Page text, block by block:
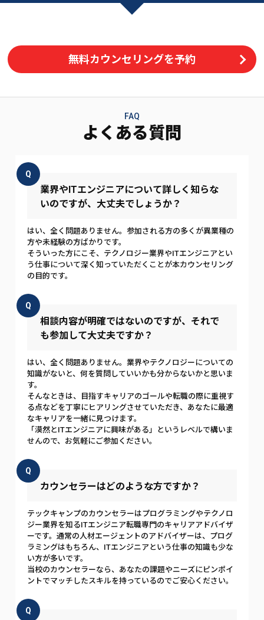
無料カウンセリングを予約
FAQ
よくある質問
Q
業界やITエンジニアについて詳しく知らな
いのですが、大丈夫でしょうか？
はい、全く問題ありません。参加される方の多くが異業種の
方や未経験の方ばかりです。
そういった方にこそ、テクノロジー業界やITエンジニアとい
う仕事について深く知っていただくことが本カウンセリング
の目的です。
Q
相談内容が明確ではないのですが、それで
も参加して大丈夫ですか？
はい、全く問題ありません。業界やテクノロジーについての
知識がないと、何を質問していいかも分からないかと思いま
す。
そんなときは、目指すキャリアのゴールや転職の際に重視す
る点などを丁寧にヒアリングさせていただき、あなたに最適
なキャリアを一緒に見つけます。
「漠然とITエンジニアに興味がある」というレベルで構いま
せんので、お気軽にご参加ください。
Q
カウンセラーはどのような方ですか？
テックキャンプのカウンセラーはプログラミングやテクノロ
ジー業界を知るITエンジニア転職専門のキャリアアドバイザ
ーです。通常の人材エージェントのアドバイザーは、プログ
ラミングはもちろん、ITエンジニアという仕事の知識も少な
い方が多いです。
当校のカウンセラーなら、あなたの課題やニーズにピンポイ
ントでマッチしたスキルを持っているのでご安心ください。
Q